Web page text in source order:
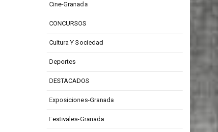
Cine-Granada
CONCURSOS
Cultura Y Sociedad
Deportes
DESTACADOS
Exposiciones-Granada
Festivales-Granada